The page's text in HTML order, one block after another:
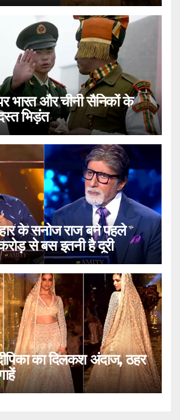
पर भारत और चीनी सैनिकों के
भिड़ंत
के सनोज राज बने पहले
से बस इतनी है दूरी
का दिलकश अंदाज, ठहर